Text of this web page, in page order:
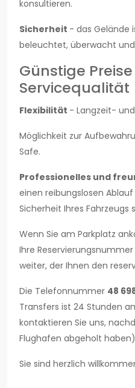
konsultieren.
Sicherheit - das Gelände
beleuchtet, überwacht
Günstige
Servicequalität
Flexibilität - Langzeit-
Möglichkeit zur
Safe.
Professionelles und
einen reibungslosen
Sicherheit Ihres Fahrzeugs
Wenn Sie am Parkplatz
Ihre
weiter, der Ihnen den
Die Telefonnummer 48
Transfers ist 24 Stunden
kontaktieren Sie uns,
Flughafen abgeholt
Sie sind herzlich